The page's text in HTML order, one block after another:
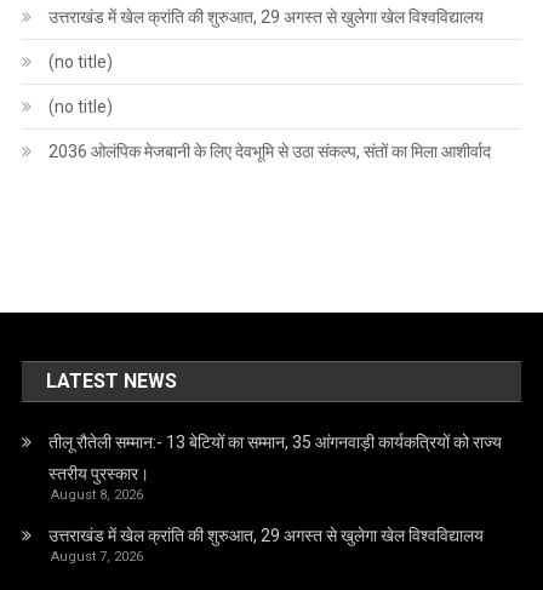
उत्तराखंड में खेल क्रांति की शुरुआत, 29 अगस्त से खुलेगा खेल विश्वविद्यालय
(no title)
(no title)
2036 ओलंपिक मेजबानी के लिए देवभूमि से उठा संकल्प, संतों का मिला आशीर्वाद
LATEST NEWS
तीलू रौतेली सम्मान:- 13 बेटियों का सम्मान, 35 आंगनवाड़ी कार्यकत्रियों को राज्य
स्तरीय पुरस्कार।
August 8, 2026
उत्तराखंड में खेल क्रांति की शुरुआत, 29 अगस्त से खुलेगा खेल विश्वविद्यालय
August 7, 2026